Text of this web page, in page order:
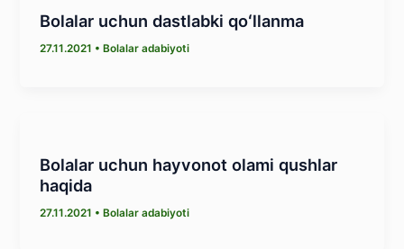
Bolalar uchun dastlabki qoʻllanma
27.11.2021 • Bolalar adabiyoti
Bolalar uchun hayvonot olami qushlar
haqida
27.11.2021 • Bolalar adabiyoti